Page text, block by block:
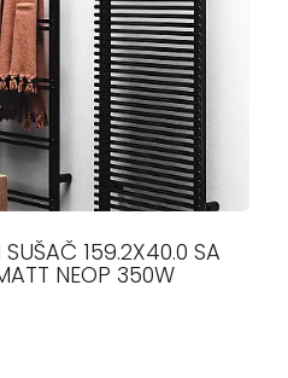
159.2X40.0 SA
NEOP 350W